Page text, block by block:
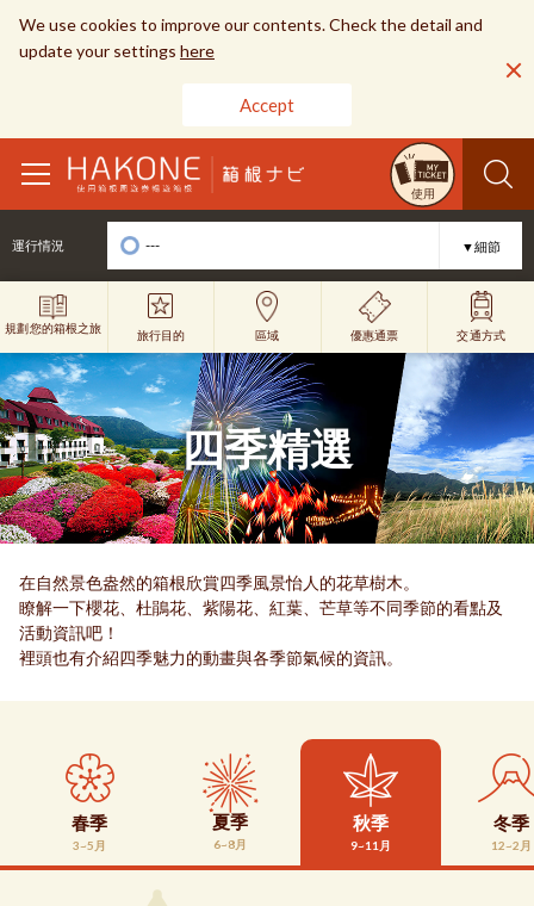
We use cookies to improve our contents. Check the detail and
update your settings here
Accept
使用
toggle
navigation
運行情況 --- ▼細節
規劃您的箱根之旅 旅行目的 區域 優惠通票 交通方式
四季精選
在自然景色盎然的箱根欣賞四季風景怡人的花草樹木。
瞭解一下櫻花、杜鵑花、紫陽花、紅葉、芒草等不同季節的看點及
活動資訊吧！
裡頭也有介紹四季魅力的動畫與各季節氣候的資訊。
春季
3~5月
夏季
6~8月
秋季
9~11月
冬季
12~2月